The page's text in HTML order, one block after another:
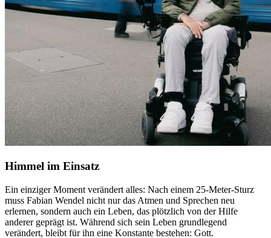
Himmel im Einsatz
Ein einziger Moment verändert alles: Nach einem 25-Meter-Sturz
muss Fabian Wendel nicht nur das Atmen und Sprechen neu
erlernen, sondern auch ein Leben, das plötzlich von der Hilfe
anderer geprägt ist. Während sich sein Leben grundlegend
verändert, bleibt für ihn eine Konstante bestehen: Gott.